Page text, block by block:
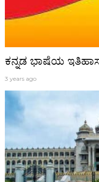
ಕನ್ನಡ ಭಾಷೆಯ
3 years ago